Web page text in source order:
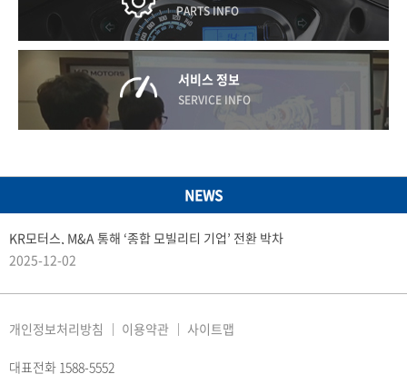
PARTS INFO
서비스 정보
SERVICE INFO
NEWS
KR모터스, M&A 통해 ‘종합 모빌리티 기업’ 전환 박차
2025-12-02
개인정보처리방침 이용약관 사이트맵
대표전화 1588-5552